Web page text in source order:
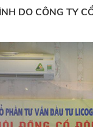
DO CÔNG TY